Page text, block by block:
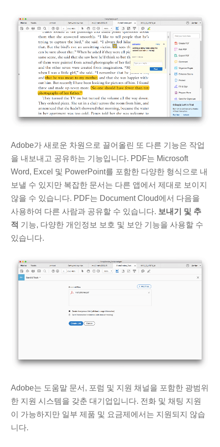
Adobe가 새로운 차원으로 끌어올린 또 다른 기능은 작업
을 내보내고 공유하는 기능입니다. PDF는 Microsoft
Word, Excel 및 PowerPoint를 포함한 다양한 형식으로 내
보낼 수 있지만 복잡한 문서는 다른 앱에서 제대로 보이지
않을 수 있습니다. PDF는 Document Cloud에서 다음을
사용하여 다른 사람과 공유할 수 있습니다. 보내기 및 추
적 기능, 다양한 개인정보 보호 및 보안 기능을 사용할 수
있습니다.
Adobe는 도움말 문서, 포럼 및 지원 채널을 포함한 광범위
한 지원 시스템을 갖춘 대기업입니다. 전화 및 채팅 지원
이 가능하지만 일부 제품 및 요금제에서는 지원되지 않습
니다.